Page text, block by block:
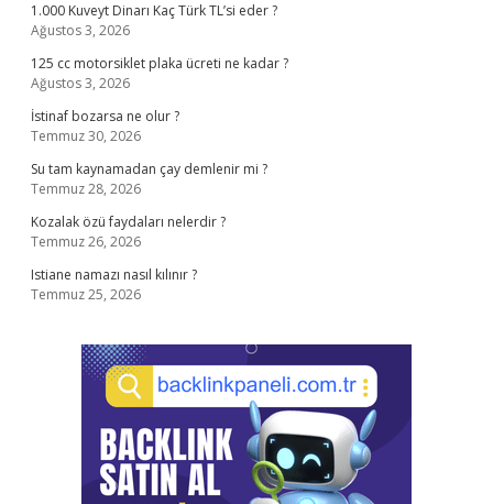
1.000 Kuveyt Dinarı Kaç Türk TL’si eder ?
Ağustos 3, 2026
125 cc motorsiklet plaka ücreti ne kadar ?
Ağustos 3, 2026
İstinaf bozarsa ne olur ?
Temmuz 30, 2026
Su tam kaynamadan çay demlenir mi ?
Temmuz 28, 2026
Kozalak özü faydaları nelerdir ?
Temmuz 26, 2026
Istiane namazı nasıl kılınır ?
Temmuz 25, 2026